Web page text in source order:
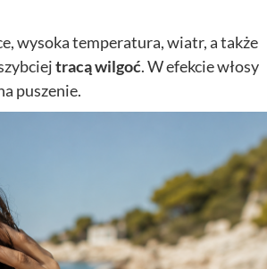
wysoka temperatura, wiatr, a także
tracą wilgoć. W efekcie włosy
puszenie.